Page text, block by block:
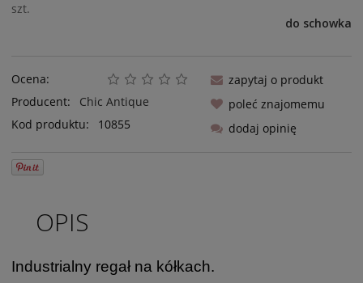
szt.
do schowka
Ocena:
Producent:
Chic Antique
Kod produktu:
10855
zapytaj o produkt
poleć znajomemu
dodaj opinię
OPIS
Industrialny regał na kółkach.